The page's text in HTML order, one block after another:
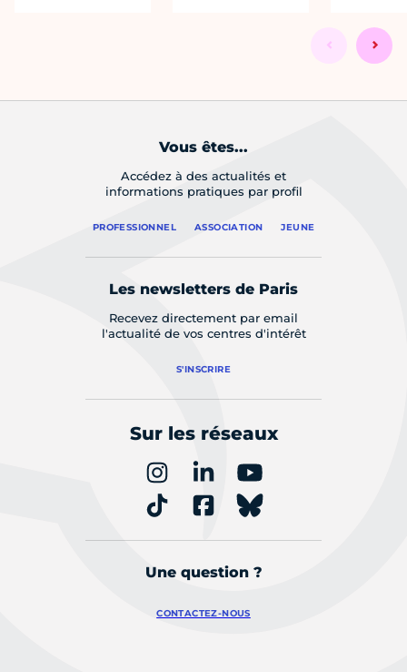
Vous êtes...
Accédez à des actualités et
informations pratiques par profil
PROFESSIONNEL ASSOCIATION JEUNE
Les newsletters de Paris
Recevez directement par email
l'actualité de vos centres d'intérêt
S'INSCRIRE
Sur les réseaux
Une question ?
CONTACTEZ-NOUS